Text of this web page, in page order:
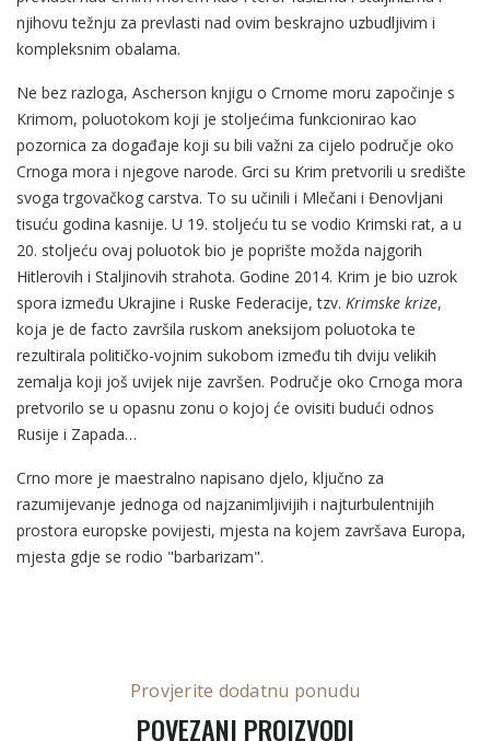
njihovu težnju za prevlasti nad ovim beskrajno uzbudljivim i
kompleksnim obalama.
Ne bez razloga, Ascherson knjigu o Crnome moru započinje s
Krimom, poluotokom koji je stoljećima funkcionirao kao
pozornica za događaje koji su bili važni za cijelo područje oko
Crnoga mora i njegove narode. Grci su Krim pretvorili u središte
svoga trgovačkog carstva. To su učinili i Mlečani i Đenovljani
tisuću godina kasnije. U 19. stoljeću tu se vodio Krimski rat, a u
20. stoljeću ovaj poluotok bio je poprište možda najgorih
Hitlerovih i Staljinovih strahota. Godine 2014. Krim je bio uzrok
spora između Ukrajine i Ruske Federacije, tzv. Krimske krize,
koja je de facto završila ruskom aneksijom poluotoka te
rezultirala političko-vojnim sukobom između tih dviju velikih
zemalja koji još uvijek nije završen. Područje oko Crnoga mora
pretvorilo se u opasnu zonu o kojoj će ovisiti budući odnos
Rusije i Zapada…
Crno more je maestralno napisano djelo, ključno za
razumijevanje jednoga od najzanimljivijih i najturbulentnijih
prostora europske povijesti, mjesta na kojem završava Europa,
mjesta gdje se rodio "barbarizam".
Provjerite dodatnu ponudu
POVEZANI PROIZVODI